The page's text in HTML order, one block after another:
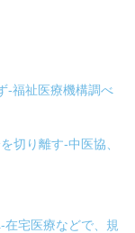
-福祉医療機構調べ
切り離す-中医協、
宅医療などで、規